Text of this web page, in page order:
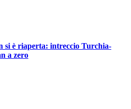
si è riaperta: intreccio Turchia-
a zero